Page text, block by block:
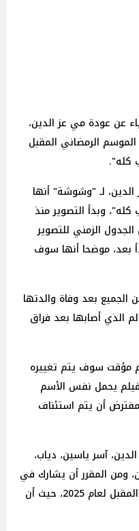
عن عودة مي عز الدين،
الرمضاني المقبل
لـ "وشوشة" أنها
وبدأ التصوير منذ
الجدول الزمني للتصوير
بعد، موضحا أنها سوف
الجميع بعد وفاة والدتها
الذي أصابها بعد فراق
مؤقت سوف يتم تغييره
فيلم يحمل نفس الأسم
أن يتم استئناف
آسر ياسين، دياب،
ومن المقرر أن يشارك في
الجزء الاول من الماراثون الرمضاني المقبل لعام 2025، حيث أن